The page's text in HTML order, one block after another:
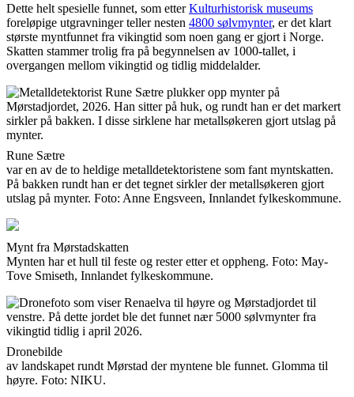
Dette helt spesielle funnet, som etterKulturhistorisk museums
foreløpige utgravninger teller nesten 4800 sølvmynter, er det klart
største myntfunnet fra vikingtid som noen gang er gjort i Norge.
Skatten stammer trolig fra på begynnelsen av 1000-tallet, i
overgangen mellom vikingtid og tidlig middelalder.
Rune Sætre
var en av de to heldige metalldetektoristene som fant myntskatten.
På bakken rundt han er det tegnet sirkler der metallsøkeren gjort
utslag på mynter. Foto: Anne Engsveen, Innlandet fylkeskommune.
Mynt fra Mørstadskatten
Mynten har et hull til feste og rester etter et oppheng. Foto: May-
Tove Smiseth, Innlandet fylkeskommune.
Dronebilde
av landskapet rundt Mørstad der myntene ble funnet. Glomma til
høyre. Foto: NIKU.